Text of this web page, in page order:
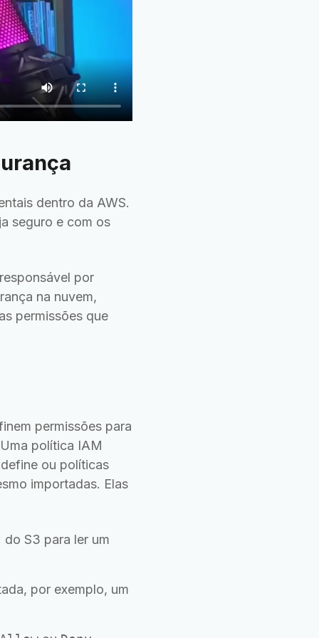
dentro da AWS.
seguro e com os
por
na nuvem,
permissões que
permissões para
política IAM
ou políticas
importadas. Elas
do S3 para ler um
por exemplo, um